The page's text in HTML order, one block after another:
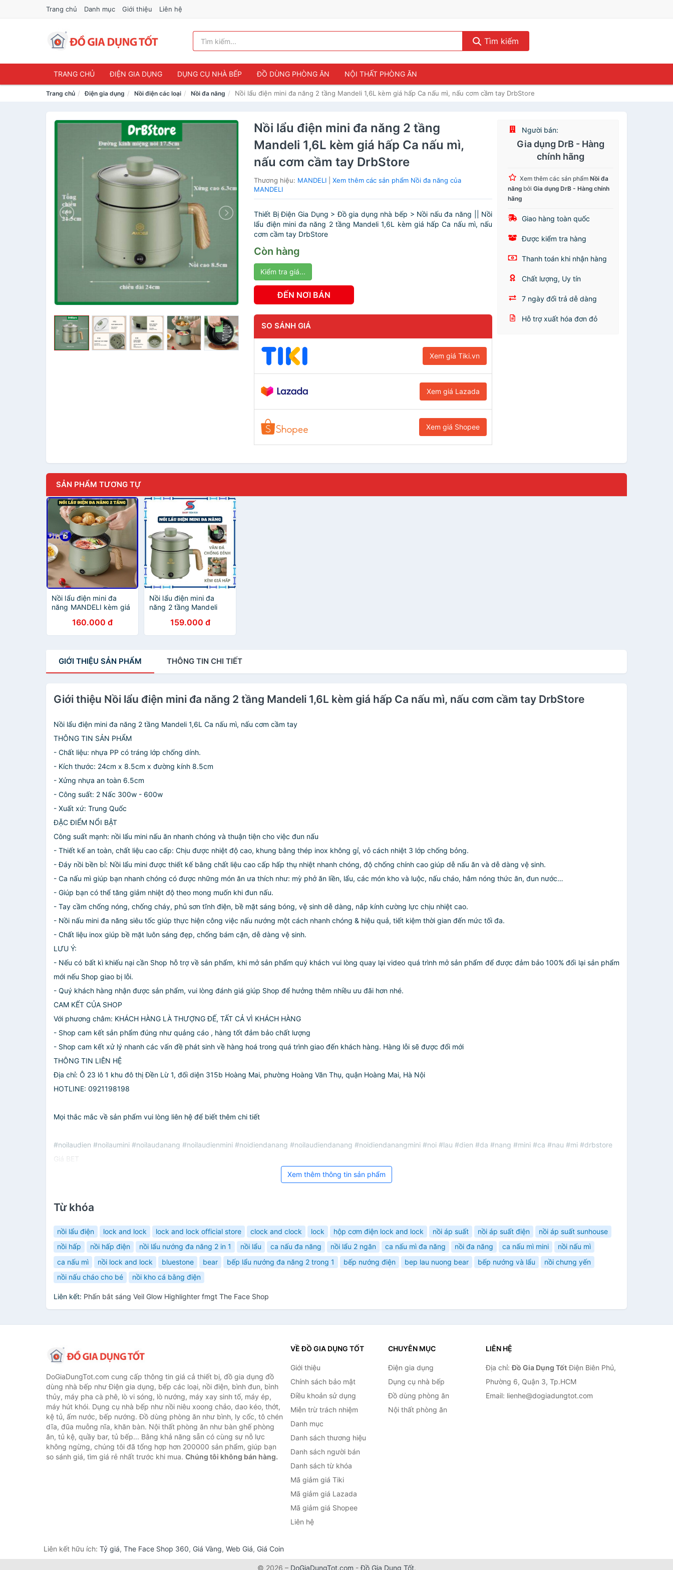
Trang chủ Danh mục Giới thiệu Liên hệ
Tìm kiếm
TRANG CHỦ ĐIỆN GIA DỤNG DỤNG CỤ NHÀ BẾP ĐỒ DÙNG PHÒNG ĂN NỘI THẤT PHÒNG ĂN
Trang chủ Điện gia dụng Nồi điện các loại Nồi đa năng Nồi lẩu điện mini đa năng 2 tầng Mandeli 1,6L kèm giá hấp Ca nấu mì, nấu cơm cầm tay DrbStore
Nồi lẩu điện mini đa năng 2 tầng
Mandeli 1,6L kèm giá hấp Ca nấu mì,
nấu cơm cầm tay DrbStore
Thương hiệu: MANDELI |Xem thêm các sản phẩm Nồi đa năng của
MANDELI
Thiết Bị Điện Gia Dụng > Đồ gia dụng nhà bếp > Nồi nấu đa năng || Nồi
lẩu điện mini đa năng 2 tầng Mandeli 1,6L kèm giá hấp Ca nấu mì, nấu
cơm cầm tay DrbStore
Còn hàng
Kiểm tra giá...
ĐẾN NƠI BÁN
SO SÁNH GIÁ
Xem giá Tiki.vn
Xem giá Lazada
Xem giá Shopee
Người bán:
Gia dụng DrB - Hàng
chính hãng
Xem thêm các sản phẩmNồi đa
năng bởiGia dụng DrB - Hàng chính
hãng
Giao hàng toàn quốc
Được kiểm tra hàng
Thanh toán khi nhận hàng
Chất lượng, Uy tín
7 ngày đổi trả dễ dàng
Hỗ trợ xuất hóa đơn đỏ
SẢN PHẨM TƯƠNG TỰ
Nồi lẩu điện mini đa
năng MANDELI kèm giá
nấu mì, nấu cơm đa
năng 1,6L
160.000 đ
Nồi lẩu điện mini đa
năng 2 tầng Mandeli
Tiện Ích Ca nấu mì, nấu
cơm cầm tay
159.000 đ
GIỚI THIỆU SẢN PHẨM THÔNG TIN CHI TIẾT
Giới thiệu Nồi lẩu điện mini đa năng 2 tầng Mandeli 1,6L kèm giá hấp Ca nấu mì, nấu cơm cầm tay DrbStore
Nồi lẩu điện mini đa năng 2 tầng Mandeli 1,6L Ca nấu mì, nấu cơm cầm tay
THÔNG TIN SẢN PHẨM
- Chất liệu: nhựa PP có tráng lớp chống dính.
- Kích thước: 24cm x 8.5cm x đường kính 8.5cm
- Xửng nhựa an toàn 6.5cm
- Công suất: 2 Nấc 300w - 600w
- Xuất xứ: Trung Quốc
ĐẶC ĐIỂM NỔI BẬT
Công suất mạnh: nồi lẩu mini nấu ăn nhanh chóng và thuận tiện cho việc đun nấu
- Thiết kế an toàn, chất liệu cao cấp: Chịu được nhiệt độ cao, khung bằng thép inox không gỉ, vỏ cách nhiệt 3 lớp chống bỏng.
- Đáy nồi bền bỉ: Nồi lẩu mini được thiết kế bằng chất liệu cao cấp hấp thụ nhiệt nhanh chóng, độ chống chính cao giúp dễ nấu ăn và dễ dàng vệ sinh.
- Ca nấu mì giúp bạn nhanh chóng có được những món ăn ưa thích như: mỳ phở ăn liền, lẩu, các món kho và luộc, nấu cháo, hâm nóng thức ăn, đun nước…
- Giúp bạn có thể tăng giảm nhiệt độ theo mong muốn khi đun nấu.
- Tay cầm chống nóng, chống cháy, phủ sơn tĩnh điện, bề mặt sáng bóng, vệ sinh dễ dàng, nắp kính cường lực chịu nhiệt cao.
- Nồi nấu mini đa năng siêu tốc giúp thực hiện công việc nấu nướng một cách nhanh chóng & hiệu quả, tiết kiệm thời gian đến mức tối đa.
- Chất liệu inox giúp bề mặt luôn sáng đẹp, chống bám cặn, dễ dàng vệ sinh.
LƯU Ý:
- Nếu có bất kì khiếu nại cần Shop hỗ trợ về sản phẩm, khi mở sản phẩm quý khách vui lòng quay lại video quá trình mở sản phẩm để được đảm bảo 100% đổi lại sản phẩm
mới nếu Shop giao bị lỗi.
- Quý khách hàng nhận được sản phẩm, vui lòng đánh giá giúp Shop để hưởng thêm nhiều ưu đãi hơn nhé.
CAM KẾT CỦA SHOP
Với phương châm: KHÁCH HÀNG LÀ THƯỢNG ĐẾ, TẤT CẢ VÌ KHÁCH HÀNG
- Shop cam kết sản phẩm đúng như quảng cáo , hàng tốt đảm bảo chất lượng
- Shop cam kết xử lý nhanh các vấn đề phát sinh về hàng hoá trong quá trình giao đến khách hàng. Hàng lỗi sẽ được đổi mới
THÔNG TIN LIÊN HỆ
Địa chỉ: Ô 23 lô 1 khu đô thị Đền Lừ 1, đối diện 315b Hoàng Mai, phường Hoàng Văn Thụ, quận Hoàng Mai, Hà Nội
HOTLINE: 0921198198
Mọi thắc mắc về sản phẩm vui lòng liên hệ để biết thêm chi tiết
#noilaudien #noilaumini #noilaudanang #noilaudienmini #noidiendanang #noilaudiendanang #noidiendanangmini #noi #lau #dien #da #nang #mini #ca #nau #mi #drbstore
Giá BET
Xem thêm thông tin sản phẩm
Từ khóa
nồi lẩu điện lock and lock lock and lock official store clock and clock lock hộp cơm điện lock and lock nồi áp suất nồi áp suất điện
nồi áp suất sunhouse
nồi hấp
nồi hấp điện nồi lẩu nướng đa năng 2 in 1 nồi lẩu ca nấu đa năng nồi lẩu 2 ngăn ca nấu mì đa năng nồi đa năng ca nấu mì mini
nồi nấu mì
ca nấu mì
nồi lock and lock bluestone bear bếp lẩu nướng đa năng 2 trong 1 bếp nướng điện bep lau nuong bear bếp nướng và lẩu
nồi chưng yến
nồi nấu cháo cho bé
nồi kho cá bằng điện
Liên kết: Phấn bắt sáng Veil Glow Highlighter fmgt The Face Shop
DoGiaDungTot.com cung cấp thông tin giá cả thiết bị, đồ gia dụng đồ
dùng nhà bếp như Điện gia dụng, bếp các loại, nồi điện, bình đun, bình
thủy, máy pha cà phê, lò vi sóng, lò nướng, máy xay sinh tố, máy ép,
máy hút khói. Dụng cụ nhà bếp như nồi niêu xoong chảo, dao kéo, thớt,
kệ tủ, ấm nước, bếp nướng. Đồ dùng phòng ăn như bình, ly cốc, tô chén
dĩa, đũa muỗng nĩa, khăn bàn. Nội thất phòng ăn như bàn ghế phòng
ăn, tủ kệ, quầy bar, tủ bếp... Bằng khả năng sẵn có cùng sự nỗ lực
không ngừng, chúng tôi đã tổng hợp hơn 200000 sản phẩm, giúp bạn
so sánh giá, tìm giá rẻ nhất trước khi mua. Chúng tôi không bán hàng.
VỀ ĐỒ GIA DỤNG TỐT
Giới thiệu
Chính sách bảo mật
Điều khoản sử dụng
Miễn trừ trách nhiệm
Danh mục
Danh sách thương hiệu
Danh sách người bán
Danh sách từ khóa
Mã giảm giá Tiki
Mã giảm giá Lazada
Mã giảm giá Shopee
Liên hệ
CHUYÊN MỤC
Điện gia dụng
Dụng cụ nhà bếp
Đồ dùng phòng ăn
Nội thất phòng ăn
LIÊN HỆ
Địa chỉ:Đồ Gia Dụng TốtĐiện Biên Phủ,
Phường 6, Quận 3, Tp.HCM
Email: lienhe@dogiadungtot.com
Liên kết hữu ích: Tỷ giá, The Face Shop 360, Giá Vàng, Web Giá, Giá Coin
© 2026 – DoGiaDungTot.com -Đồ Gia Dụng Tốt.